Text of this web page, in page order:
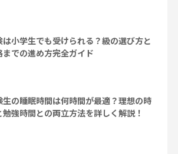
は小学生でも受けられる？級の選び方と
までの進め方完全ガイド
生の睡眠時間は何時間が最適？理想の時
勉強時間との両立方法を詳しく解説！